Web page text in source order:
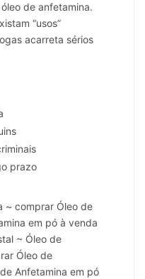
de anfetamina.
“usos”
acarreta sérios
prazo
~ comprar Óleo de
em pó à venda
~ Óleo de
Óleo de
Anfetamina em pó